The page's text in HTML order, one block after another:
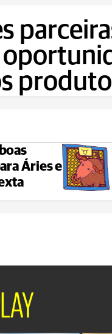
Áries e
min 18°C